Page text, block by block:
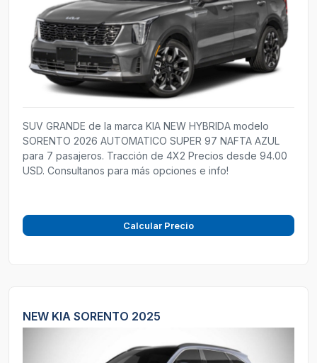
SUV GRANDE de la marca KIA NEW HYBRIDA modelo
SORENTO 2026 AUTOMATICO SUPER 97 NAFTA AZUL
para 7 pasajeros. Tracción de 4X2 Precios desde 94.00
USD. Consultanos para más opciones e info!
Calcular Precio
NEW KIA SORENTO 2025